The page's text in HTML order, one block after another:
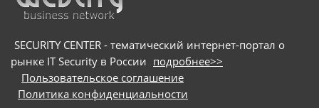
SECURITY CENTER - тематический интернет-портал о
рынке IT Security в России подробнее>>
Пользовательское соглашение
Политика конфиденциальности